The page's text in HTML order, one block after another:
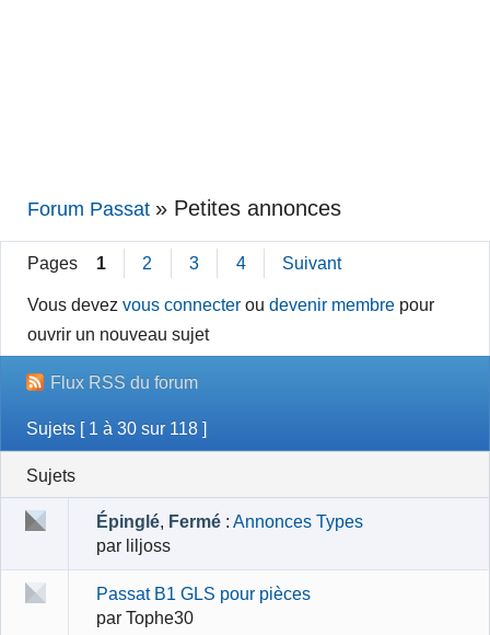
Forum Passat » Petites annonces
Pages 1 2 3 4 Suivant
Vous devezvous connecter oudevenir membre pour
ouvrir un nouveau sujet
Flux RSS du forum
Sujets [ 1 à 30 sur 118 ]
Sujets
Épinglé, Fermé: Annonces Types
par liljoss
Passat B1 GLS pour pièces
par Tophe30